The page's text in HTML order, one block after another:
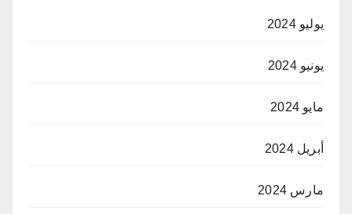
يوليو 2024
يونيو 2024
مايو 2024
أبريل 2024
مارس 2024